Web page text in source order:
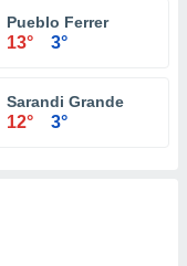
Pueblo Ferrer
13° 3°
Sarandi Grande
12° 3°